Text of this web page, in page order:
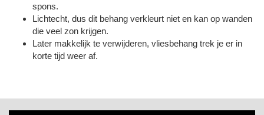
spons.
Lichtecht, dus dit behang verkleurt niet en kan op wanden
die veel zon krijgen.
Later makkelijk te verwijderen, vliesbehang trek je er in
korte tijd weer af.